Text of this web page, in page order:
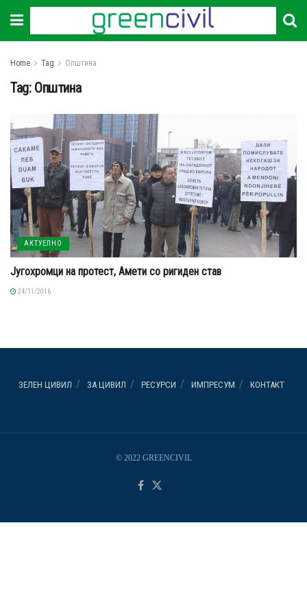
Home Tag Општина
Tag: Општина
АКТУЕЛНО
Југохромци на протест, Амети со ригиден став
24/11/2016
ЗЕЛЕН ЦИВИЛ ЗА ЦИВИЛ РЕСУРСИ ИМПРЕСУМ КОНТАКТ
© 2022 GREENCIVIL